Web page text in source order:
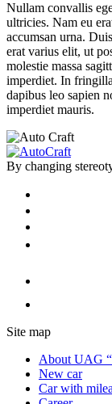
Nullam convallis
ultricies. Nam eu
accumsan urna.
erat varius elit, ut
molestie massa
imperdiet. In
dapibus leo sapien
imperdiet mauris.
By changing
Site map
About UAG
New car
Car with